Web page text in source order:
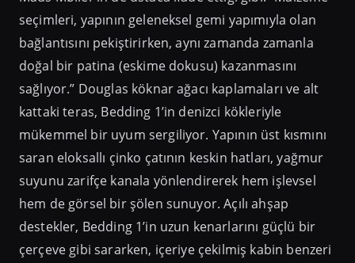
seçimleri, yapının geleneksel gemi yapımıyla olan
bağlantısını pekiştirirken, aynı zamanda zamanla
doğal bir patina (eskime dokusu) kazanmasını
sağlıyor.” Douglas köknar ağacı kaplamaları ve alt
kattaki teras, Bedding 1’in denizci kökleriyle
mükemmel bir uyum sergiliyor. Yapının üst kısmını
saran eloksallı çinko çatının keskin hatları, yağmur
suyunu zarifçe kanala yönlendirerek hem işlevsel
hem de görsel bir şölen sunuyor. Açılı ahşap
destekler, Bedding 1’in uzun kenarlarını güçlü bir
çerçeve gibi sararken, içeriye çekilmiş kabin benzeri